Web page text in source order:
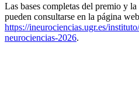
Las bases completas del premio y
pueden consultarse en la página
https://ineurociencias.ugr.es/
neurociencias-2026.